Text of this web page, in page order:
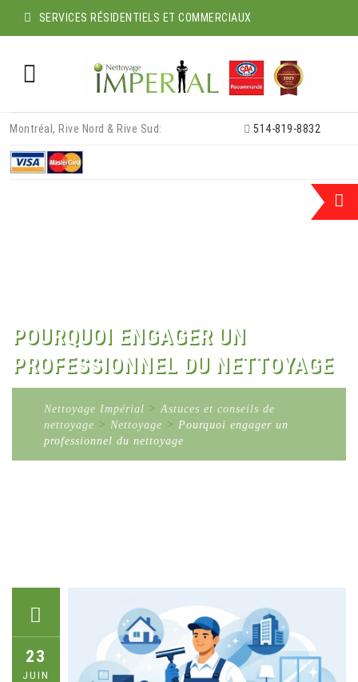
SERVICES RÉSIDENTIELS ET COMMERCIAUX
content
Montréal, Rive Nord & Rive Sud: 514-819-8832
POURQUOI ENGAGER UN
PROFESSIONNEL DU NETTOYAGE
Nettoyage Impérial >Astuces et conseils de
nettoyage > Nettoyage > Pourquoi engager un
professionnel du nettoyage
23
JUIN